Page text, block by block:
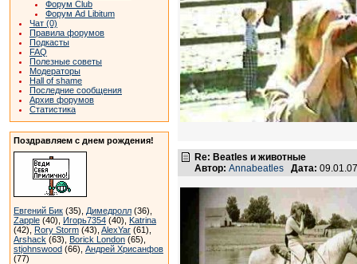
Форум Club
Форум Ad Libitum
Чат (0)
Правила форумов
Подкасты
FAQ
Полезные советы
Модераторы
Hall of shame
Последние сообщения
Архив форумов
Статистика
Поздравляем с днем рождения!
Евгений Бик (35), Димедролл (36),
Zapple (40), Игорь7354 (40), Katrina
(42), Rory Storm (43), AlexYar (61),
Arshack (63), Borick London (65),
stjohnswood (66), Андрей Хрисанфов
(77)
Re: Beatles и животные
Автор: Annabeatles Дата: